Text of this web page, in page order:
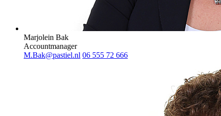
Marjolein Bak
Accountmanager
M.Bak@pastiel.nl 06 555 72 666